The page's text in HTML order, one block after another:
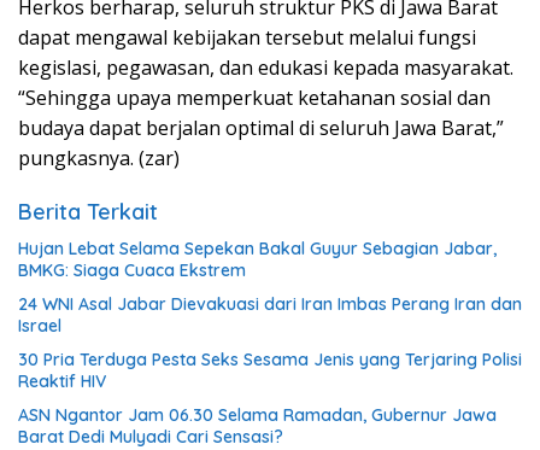
Herkos berharap, seluruh struktur PKS di Jawa Barat
dapat mengawal kebijakan tersebut melalui fungsi
kegislasi, pegawasan, dan edukasi kepada masyarakat.
“Sehingga upaya memperkuat ketahanan sosial dan
budaya dapat berjalan optimal di seluruh Jawa Barat,”
pungkasnya. (zar)
Berita Terkait
Hujan Lebat Selama Sepekan Bakal Guyur Sebagian Jabar,
BMKG: Siaga Cuaca Ekstrem
24 WNI Asal Jabar Dievakuasi dari Iran Imbas Perang Iran dan
Israel
30 Pria Terduga Pesta Seks Sesama Jenis yang Terjaring Polisi
Reaktif HIV
ASN Ngantor Jam 06.30 Selama Ramadan, Gubernur Jawa
Barat Dedi Mulyadi Cari Sensasi?